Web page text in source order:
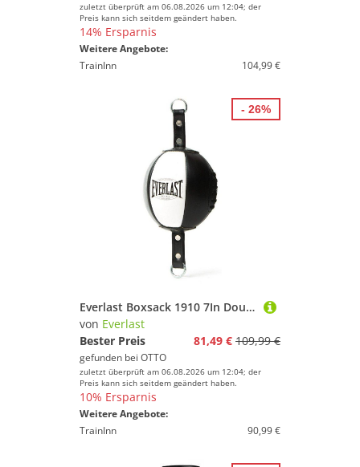
zuletzt überprüft am 06.08.2026 um 12:04; der
Preis kann sich seitdem geändert haben.
14% Ersparnis
Weitere Angebote:
TrainInn
104,99 €
Everlast Boxsack 1910 7In Double End Bag
von Everlast
Bester Preis
81,49 € 109,99 €
gefunden bei OTTO
zuletzt überprüft am 06.08.2026 um 12:04; der
Preis kann sich seitdem geändert haben.
10% Ersparnis
Weitere Angebote:
TrainInn
90,99 €
- 26%